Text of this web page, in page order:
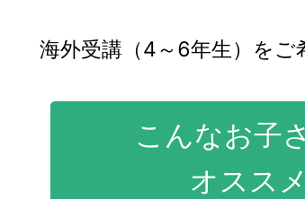
海外受講（4～6年生）をご
こんなお子
オスス